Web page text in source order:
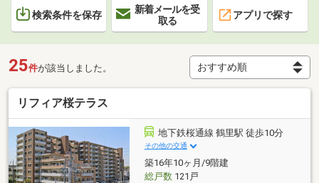
検索条件を保存
新着メールを受
取る
アプリで探す
25件が該当しました。
リフィア桜テラス
地下鉄桜通線 鶴里駅 徒歩10分
その他の交通
築16年10ヶ月/9階建
総戸数121戸